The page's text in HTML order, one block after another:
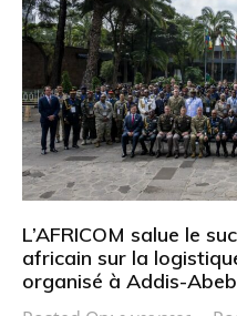
L’AFRICOM salue le
africain sur la
organisé à Addis-